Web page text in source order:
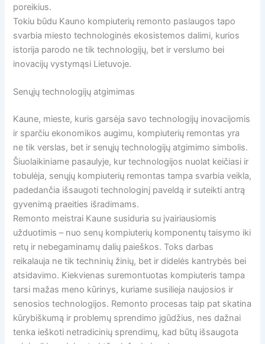
poreikius.
Tokiu būdu Kauno kompiuterių remonto paslaugos tapo
svarbia miesto technologinės ekosistemos dalimi, kurios
istorija parodo ne tik technologijų, bet ir verslumo bei
inovacijų vystymąsi Lietuvoje.
Senųjų technologijų atgimimas
Kaune, mieste, kuris garsėja savo technologijų inovacijomis
ir sparčiu ekonomikos augimu, kompiuterių remontas yra
ne tik verslas, bet ir senųjų technologijų atgimimo simbolis.
Šiuolaikiniame pasaulyje, kur technologijos nuolat keičiasi ir
tobulėja, senųjų kompiuterių remontas tampa svarbia veikla,
padedančia išsaugoti technologinį paveldą ir suteikti antrą
gyvenimą praeities išradimams.
Remonto meistrai Kaune susiduria su įvairiausiomis
užduotimis – nuo senų kompiuterių komponentų taisymo iki
retų ir nebegaminamų dalių paieškos. Toks darbas
reikalauja ne tik techninių žinių, bet ir didelės kantrybės bei
atsidavimo. Kiekvienas suremontuotas kompiuteris tampa
tarsi mažas meno kūrinys, kuriame susilieja naujosios ir
senosios technologijos. Remonto procesas taip pat skatina
kūrybiškumą ir problemų sprendimo įgūdžius, nes dažnai
tenka ieškoti netradicinių sprendimų, kad būtų išsaugota